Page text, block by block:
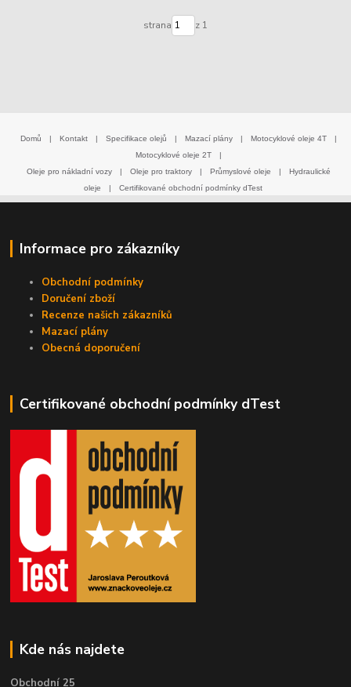
strana z 1
Domů | Kontakt | Specifikace olejů | Mazací plány | Motocyklové oleje 4T
|
Motocyklové oleje 2T
|
Oleje pro nákladní vozy
| Oleje pro traktory | Průmyslové oleje |
Hydraulické
oleje
| Certifikované obchodní podmínky dTest
Informace pro zákazníky
Obchodní podmínky
Doručení zboží
Recenze našich zákazníků
Mazací plány
Obecná doporučení
Certifikované obchodní podmínky dTest
Kde nás najdete
Obchodní 25